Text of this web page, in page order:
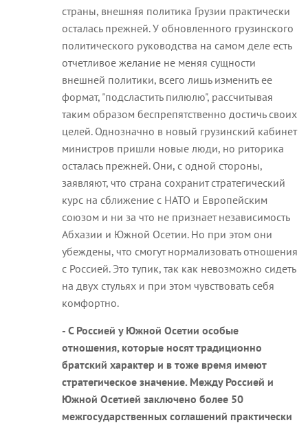
страны, внешняя политика Грузии практически
осталась прежней. У обновленного грузинского
политического руководства на самом деле есть
отчетливое желание не меняя сущности
внешней политики, всего лишь изменить ее
формат, "подсластить пилюлю", рассчитывая
таким образом беспрепятственно достичь своих
целей. Однозначно в новый грузинский кабинет
министров пришли новые люди, но риторика
осталась прежней. Они, с одной стороны,
заявляют, что страна сохранит стратегический
курс на сближение с НАТО и Европейским
союзом и ни за что не признает независимость
Абхазии и Южной Осетии. Но при этом они
убеждены, что смогут нормализовать отношения
с Россией. Это тупик, так как невозможно сидеть
на двух стульях и при этом чувствовать себя
комфортно.
- С Россией у Южной Осетии особые
отношения, которые носят традиционно
братский характер и в тоже время имеют
стратегическое значение. Между Россией и
Южной Осетией заключено более 50
межгосударственных соглашений практически